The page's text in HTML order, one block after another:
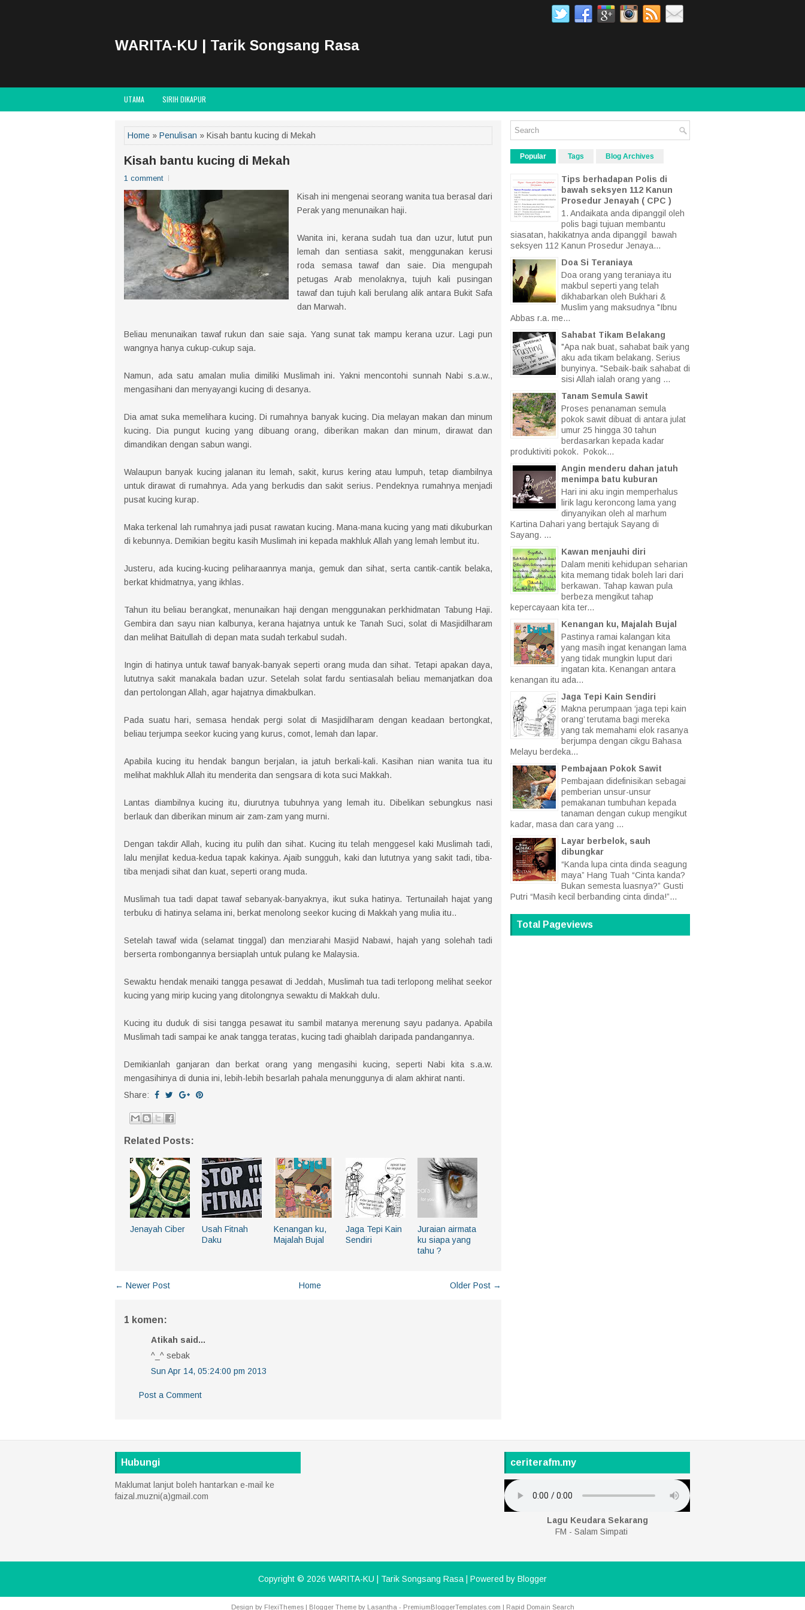
WARITA-KU | Tarik Songsang Rasa
UTAMA SIRIH DIKAPUR
Home » Penulisan » Kisah bantu kucing di Mekah
Kisah bantu kucing di Mekah
1 comment
Kisah ini mengenai seorang wanita tua berasal dari
Perak yang menunaikan haji.
Wanita ini, kerana sudah tua dan uzur, lutut pun
lemah dan sentiasa sakit, menggunakan kerusi
roda semasa tawaf dan saie. Dia mengupah
petugas Arab menolaknya, tujuh kali pusingan
tawaf dan tujuh kali berulang alik antara Bukit Safa
dan Marwah.
Beliau menunaikan tawaf rukun dan saie saja. Yang sunat tak mampu kerana uzur. Lagi pun
wangnya hanya cukup-cukup saja.
Namun, ada satu amalan mulia dimiliki Muslimah ini. Yakni mencontohi sunnah Nabi s.a.w.,
mengasihani dan menyayangi kucing di desanya.
Dia amat suka memelihara kucing. Di rumahnya banyak kucing. Dia melayan makan dan minum
kucing. Dia pungut kucing yang dibuang orang, diberikan makan dan minum, dirawat dan
dimandikan dengan sabun wangi.
Walaupun banyak kucing jalanan itu lemah, sakit, kurus kering atau lumpuh, tetap diambilnya
untuk dirawat di rumahnya. Ada yang berkudis dan sakit serius. Pendeknya rumahnya menjadi
pusat kucing kurap.
Maka terkenal lah rumahnya jadi pusat rawatan kucing. Mana-mana kucing yang mati dikuburkan
di kebunnya. Demikian begitu kasih Muslimah ini kepada makhluk Allah yang lemah lembut itu.
Justeru, ada kucing-kucing peliharaannya manja, gemuk dan sihat, serta cantik-cantik belaka,
berkat khidmatnya, yang ikhlas.
Tahun itu beliau berangkat, menunaikan haji dengan menggunakan perkhidmatan Tabung Haji.
Gembira dan sayu nian kalbunya, kerana hajatnya untuk ke Tanah Suci, solat di Masjidilharam
dan melihat Baitullah di depan mata sudah terkabul sudah.
Ingin di hatinya untuk tawaf banyak-banyak seperti orang muda dan sihat. Tetapi apakan daya,
lututnya sakit manakala badan uzur. Setelah solat fardu sentiasalah beliau memanjatkan doa
dan pertolongan Allah, agar hajatnya dimakbulkan.
Pada suatu hari, semasa hendak pergi solat di Masjidilharam dengan keadaan bertongkat,
beliau terjumpa seekor kucing yang kurus, comot, lemah dan lapar.
Apabila kucing itu hendak bangun berjalan, ia jatuh berkali-kali. Kasihan nian wanita tua itu
melihat makhluk Allah itu menderita dan sengsara di kota suci Makkah.
Lantas diambilnya kucing itu, diurutnya tubuhnya yang lemah itu. Dibelikan sebungkus nasi
berlauk dan diberikan minum air zam-zam yang murni.
Dengan takdir Allah, kucing itu pulih dan sihat. Kucing itu telah menggesel kaki Muslimah tadi,
lalu menjilat kedua-kedua tapak kakinya. Ajaib sungguh, kaki dan lututnya yang sakit tadi, tiba-
tiba menjadi sihat dan kuat, seperti orang muda.
Muslimah tua tadi dapat tawaf sebanyak-banyaknya, ikut suka hatinya. Tertunailah hajat yang
terbuku di hatinya selama ini, berkat menolong seekor kucing di Makkah yang mulia itu..
Setelah tawaf wida (selamat tinggal) dan menziarahi Masjid Nabawi, hajah yang solehah tadi
berserta rombongannya bersiaplah untuk pulang ke Malaysia.
Sewaktu hendak menaiki tangga pesawat di Jeddah, Muslimah tua tadi terlopong melihat seekor
kucing yang mirip kucing yang ditolongnya sewaktu di Makkah dulu.
Kucing itu duduk di sisi tangga pesawat itu sambil matanya merenung sayu padanya. Apabila
Muslimah tadi sampai ke anak tangga teratas, kucing tadi ghaiblah daripada pandangannya.
Demikianlah ganjaran dan berkat orang yang mengasihi kucing, seperti Nabi kita s.a.w.
mengasihinya di dunia ini, lebih-lebih besarlah pahala menunggunya di alam akhirat nanti.
Share:
Related Posts:
Jenayah Ciber
Usah Fitnah
Daku
Kenangan ku,
Majalah Bujal
Jaga Tepi Kain
Sendiri
Juraian airmata
ku siapa yang
tahu ?
← Newer Post Older Post →
Home
1 komen:
Atikah said...
^_^ sebak
Sun Apr 14, 05:24:00 pm 2013
Post a Comment
Popular Tags Blog Archives
Tips berhadapan Polis di
bawah seksyen 112 Kanun
Prosedur Jenayah ( CPC )
1. Andaikata anda dipanggil oleh
polis bagi tujuan membantu
siasatan, hakikatnya anda dipanggil bawah
seksyen 112 Kanun Prosedur Jenaya...
Doa Si Teraniaya
Doa orang yang teraniaya itu
makbul seperti yang telah
dikhabarkan oleh Bukhari &
Muslim yang maksudnya "Ibnu
Abbas r.a. me...
Sahabat Tikam Belakang
"Apa nak buat, sahabat baik yang
aku ada tikam belakang. Serius
bunyinya. "Sebaik-baik sahabat di
sisi Allah ialah orang yang ...
Tanam Semula Sawit
Proses penanaman semula
pokok sawit dibuat di antara julat
umur 25 hingga 30 tahun
berdasarkan kepada kadar
produktiviti pokok. Pokok...
Angin menderu dahan jatuh
menimpa batu kuburan
Hari ini aku ingin memperhalus
lirik lagu keroncong lama yang
dinyanyikan oleh al marhum
Kartina Dahari yang bertajuk Sayang di
Sayang. ...
Kawan menjauhi diri
Dalam meniti kehidupan seharian
kita memang tidak boleh lari dari
berkawan. Tahap kawan pula
berbeza mengikut tahap
kepercayaan kita ter...
Kenangan ku, Majalah Bujal
Pastinya ramai kalangan kita
yang masih ingat kenangan lama
yang tidak mungkin luput dari
ingatan kita. Kenangan antara
kenangan itu ada...
Jaga Tepi Kain Sendiri
Makna perumpaan ‘jaga tepi kain
orang’ terutama bagi mereka
yang tak memahami elok rasanya
berjumpa dengan cikgu Bahasa
Melayu berdeka...
Pembajaan Pokok Sawit
Pembajaan didefinisikan sebagai
pemberian unsur-unsur
pemakanan tumbuhan kepada
tanaman dengan cukup mengikut
kadar, masa dan cara yang ...
Layar berbelok, sauh
dibungkar
“Kanda lupa cinta dinda seagung
maya” Hang Tuah “Cinta kanda?
Bukan semesta luasnya?” Gusti
Putri “Masih kecil berbanding cinta dinda!”...
Total Pageviews
Hubungi
Maklumat lanjut boleh hantarkan e-mail ke
faizal.muzni(a)gmail.com
ceriterafm.my
Lagu Keudara Sekarang
FM - Salam Simpati
Copyright © 2026 WARITA-KU | Tarik Songsang Rasa | Powered by Blogger
Design by FlexiThemes| Blogger Theme by Lasantha - PremiumBloggerTemplates.com | Rapid Domain Search